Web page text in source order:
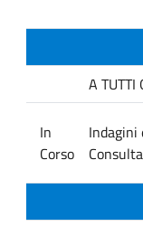
A
In
Corso
Indagini